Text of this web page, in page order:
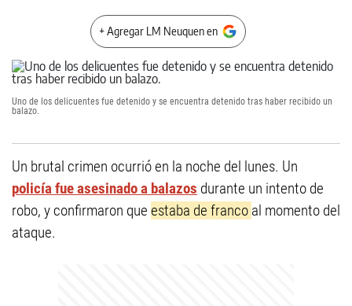
+ Agregar LM Neuquen en
Uno de los delicuentes fue detenido y se encuentra detenido tras haber recibido un
balazo.
Un brutal crimen ocurrió en la noche del lunes. Un
policía fue asesinado a balazos durante un intento de
robo, y confirmaron que estaba de franco al momento del
ataque.